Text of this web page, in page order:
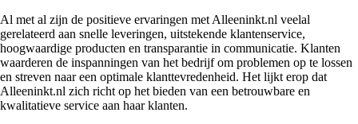
Al met al zijn de positieve ervaringen met Alleeninkt.nl veelal
gerelateerd aan snelle leveringen, uitstekende klantenservice,
hoogwaardige producten en transparantie in communicatie. Klanten
waarderen de inspanningen van het bedrijf om problemen op te lossen
en streven naar een optimale klanttevredenheid. Het lijkt erop dat
Alleeninkt.nl zich richt op het bieden van een betrouwbare en
kwalitatieve service aan haar klanten.